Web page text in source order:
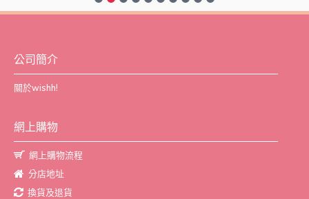
公司簡介
關於wishh!
網上購物
網上購物流程
分店地址
換貨及退貨